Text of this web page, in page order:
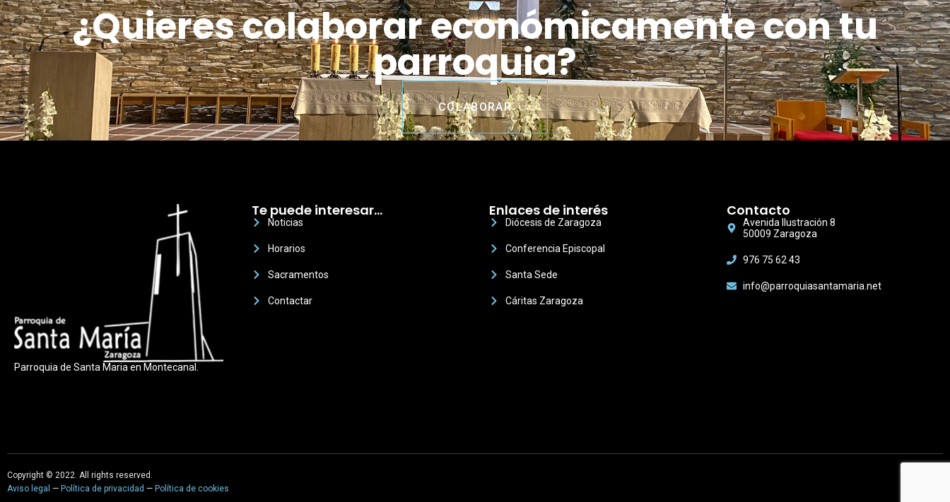
¿Quieres colaborar económicamente con tu
parroquia?
COLABORAR
Parroquia de Santa Maria en Montecanal.
Te puede interesar…
Noticias
Horarios
Sacramentos
Contactar
Enlaces de interés
Diócesis de Zaragoza
Conferencia Episcopal
Santa Sede
Cáritas Zaragoza
Contacto
Avenida Ilustración 8
50009 Zaragoza
976 75 62 43
info@parroquiasantamaria.net
Copyright © 2022. All rights reserved.
Aviso legal — Política de privacidad — Política de cookies